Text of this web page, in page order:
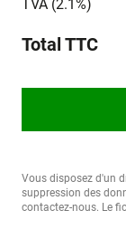
TVA (2.1%)
Total TTC
Vous disposez d'un
suppression des
contactez-nous. Le